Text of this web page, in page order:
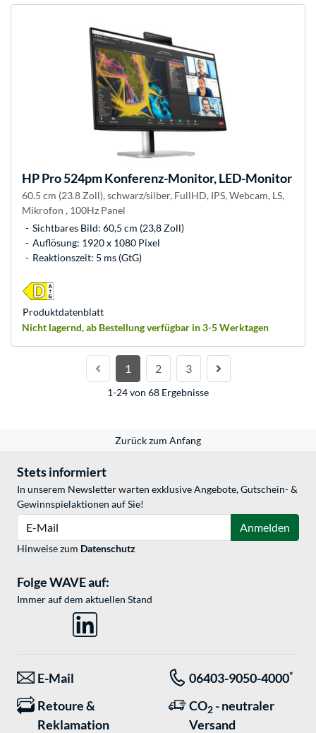
HPPro 524pm Konferenz-Monitor, LED-Monitor
60.5 cm (23.8 Zoll), schwarz/silber, FullHD, IPS, Webcam, LS,
Mikrofon , 100Hz Panel
Sichtbares Bild: 60,5 cm (23,8 Zoll)
Auflösung: 1920 x 1080 Pixel
Reaktionszeit: 5 ms (GtG)
Nicht lagernd, ab Bestellung verfügbar in 3-5 Werktagen
Produkt­datenblatt
1 2 3
1-24 von 68 Ergebnisse
Zurück zum Anfang
Stets informiert
In unserem Newsletter warten exklusive Angebote, Gutschein- &
Gewinnspielaktionen auf Sie!
Anmelden
Hinweise zum Datenschutz
Folge WAVE auf:
Immer auf dem aktuellen Stand
E-Mail 06403-9050-4000*
Retoure &
Reklamation
CO2 - neutraler
Versand